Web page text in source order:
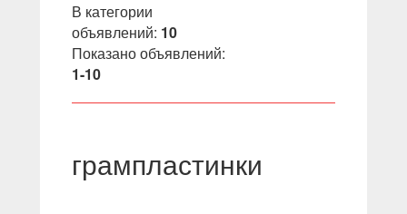
В категории
объявлений: 10
Показано объявлений:
1-10
грампластинки